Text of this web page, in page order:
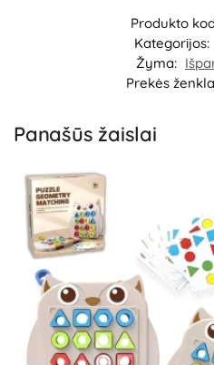
Produkto
Kategorijos:
Žyma:
Prekės
Panašūs žaislai